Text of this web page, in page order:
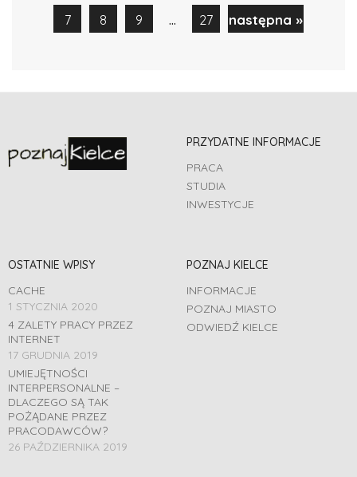
7 8 9 ... 27 następna »
PRZYDATNE INFORMACJE
PRACA
STUDIA
INWESTYCJE
OSTATNIE WPISY
CACHE
1 STYCZNIA 2020
4 ZALETY PRACY PRZEZ
INTERNET
17 GRUDNIA 2019
UMIEJĘTNOŚCI
INTERPERSONALNE –
DLACZEGO SĄ TAK
POŻĄDANE PRZEZ
PRACODAWCÓW?
26 PAŹDZIERNIKA 2019
POZNAJ KIELCE
INFORMACJE
POZNAJ MIASTO
ODWIEDŹ KIELCE